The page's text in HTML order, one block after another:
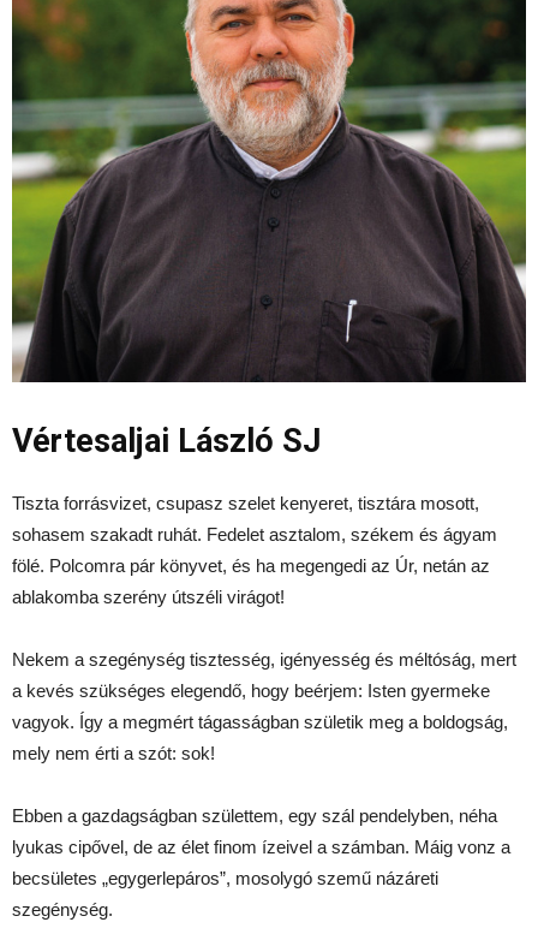
Vértesaljai László SJ
Tiszta forrásvizet, csupasz szelet kenyeret, tisztára mosott,
sohasem szakadt ruhát. Fedelet asztalom, székem és ágyam
fölé. Polcomra pár könyvet, és ha megengedi az Úr, netán az
ablakomba szerény útszéli virágot!
Nekem a szegénység tisztesség, igényesség és méltóság, mert
a kevés szükséges elegendő, hogy beérjem: Isten gyermeke
vagyok. Így a megmért tágasságban születik meg a boldogság,
mely nem érti a szót: sok!
Ebben a gazdagságban születtem, egy szál pendelyben, néha
lyukas cipővel, de az élet finom ízeivel a számban. Máig vonz a
becsületes „egygerlepáros”, mosolygó szemű názáreti
szegénység.